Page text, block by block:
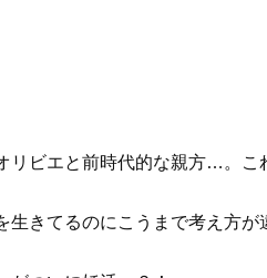
リビエと前時代的な親方…。こ
生きてるのにこうまで考え方が